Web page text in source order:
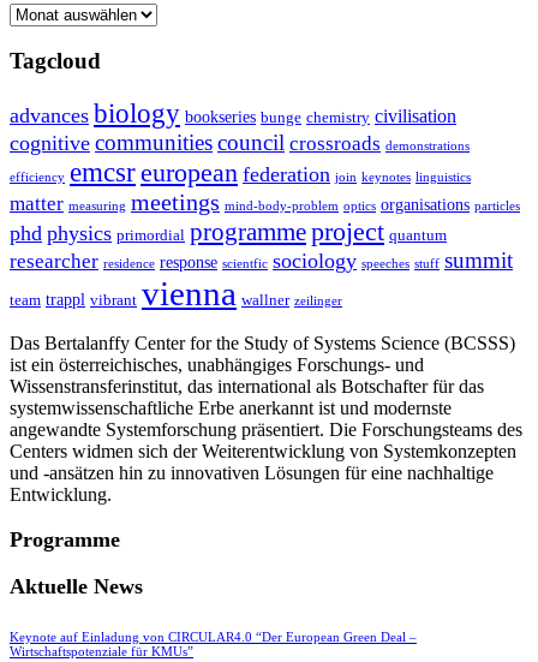
Archive
Tagcloud
advances biology bookseries bunge chemistry civilisation
cognitive communitiescouncil crossroads demonstrations
efficiency emcsreuropean federation join keynotes linguistics
matter measuring meetings mind-body-problem optics organisations particles
phd physics primordial programmeproject quantum
researcher residence response scientfic sociology speeches stuff summit
team trappl vibrant vienna wallner zeilinger
Das Bertalanffy Center for the Study of Systems Science (BCSSS)
ist ein österreichisches, unabhängiges Forschungs- und
Wissenstransferinstitut, das international als Botschafter für das
systemwissenschaftliche Erbe anerkannt ist und modernste
angewandte Systemforschung präsentiert. Die Forschungsteams des
Centers widmen sich der Weiterentwicklung von Systemkonzepten
und -ansätzen hin zu innovativen Lösungen für eine nachhaltige
Entwicklung.
Programme
Aktuelle News
Keynote auf Einladung von CIRCULAR4.0 “Der European Green Deal –
Wirtschaftspotenziale für KMUs”